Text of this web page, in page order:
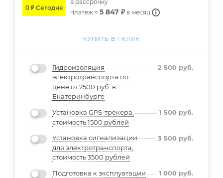
0 ₽ Сегодня
в расcрочку
платеж ≈ 5 847 ₽ в месяц
КУПИТЬ В 1 КЛИК
Гидроизоляция
электротранспорта по
цене от 2500 руб. в
Екатеринбурге
2 500 руб.
Установка GPS-трекера,
стоимость 1500 рублей
1 500 руб.
Установка сигнализации
для электротранспорта,
стоимость 3500 рублей
3 500 руб.
Подготовка к эксплуатации
1 000 руб.